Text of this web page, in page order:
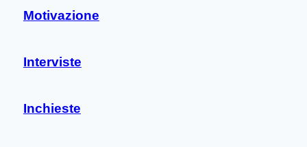
Motivazione
Interviste
Inchieste